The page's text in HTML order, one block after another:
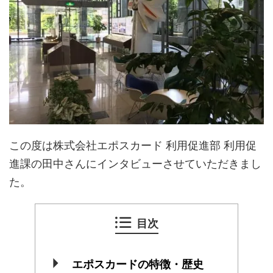
この度は株式会社エポスカード 利用促進部 利用促
進課の田中さんにインタビューさせていただきまし
た。
目次
エポスカードの特徴・歴史